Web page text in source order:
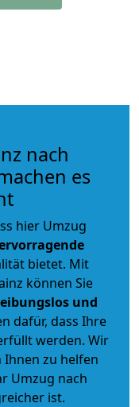
nach
es
hier Umzug
bietet. Mit
können Sie
und
dafür, dass Ihre
werden. Wir
Ihnen zu helfen
Umzug nach
ist.